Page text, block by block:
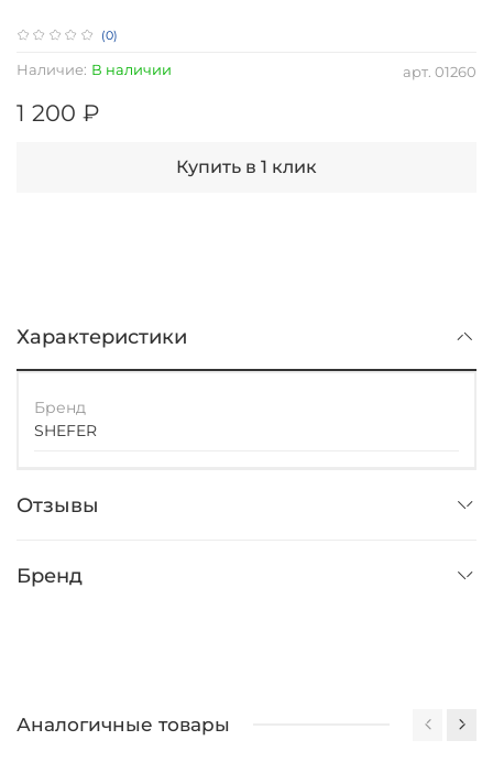
(0)
арт. 01260
Наличие: В наличии
1 200 ₽
Купить в 1 клик
Характеристики
Бренд
SHEFER
Отзывы
Бренд
Аналогичные товары